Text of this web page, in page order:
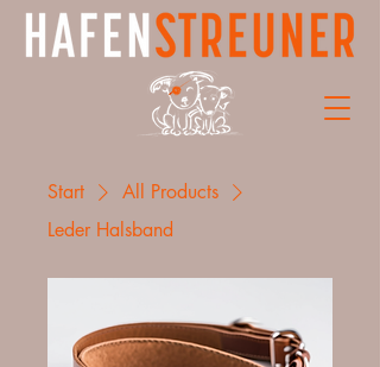
Start
All Products
Leder Halsband